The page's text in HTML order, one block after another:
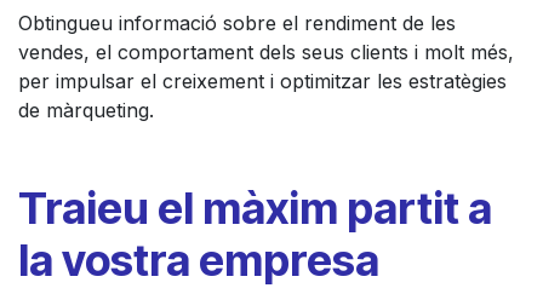
Obtingueu informació sobre el rendiment de les
vendes, el comportament dels seus clients i molt més,
per impulsar el creixement i optimitzar les estratègies
de màrqueting.
Traieu el màxim partit a
la vostra empresa